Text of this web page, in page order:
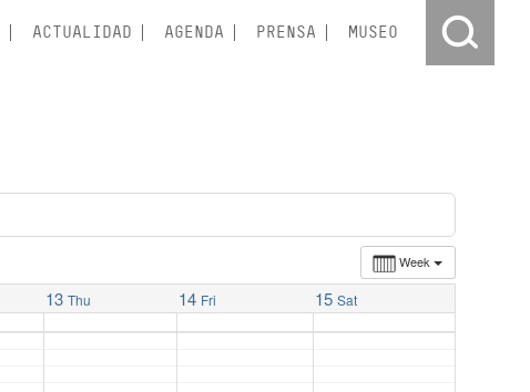
ACTUALIDAD AGENDA PRENSA MUSEO
Week
13 Thu 14 Fri 15 Sat